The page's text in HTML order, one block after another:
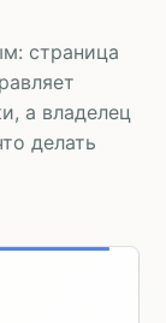
страница
а владелец
делать